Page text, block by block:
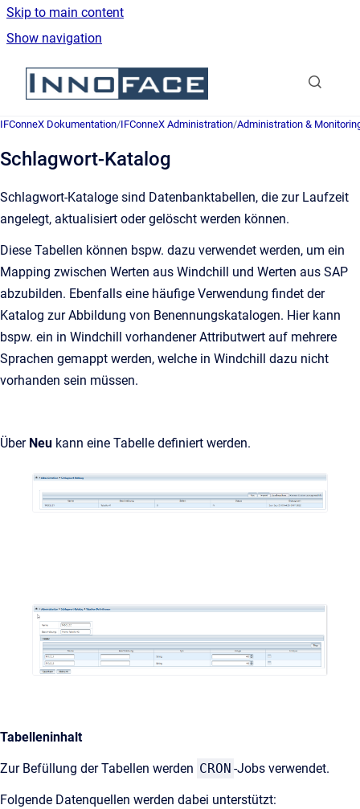
Skip to main content
Show navigation
Go to homepage
IFConneX Dokumentation/IFConneX Administration/Administration &
Schlagwort-Katalog
Schlagwort-Kataloge sind Datenbanktabellen, die zur Laufzeit
angelegt, aktualisiert oder gelöscht werden können.
Diese Tabellen können bspw. dazu verwendet werden, um ein
Mapping zwischen Werten aus Windchill und Werten aus SAP
abzubilden. Ebenfalls eine häufige Verwendung findet der
Katalog zur Abbildung von Benennungskatalogen. Hier kann
bspw. ein in Windchill vorhandener Attributwert auf mehrere
Sprachen gemappt werden, welche in Windchill dazu nicht
vorhanden sein müssen.
Über Neu kann eine Tabelle definiert werden.
Tabelleninhalt
Zur Befüllung der Tabellen werden CRON -Jobs verwendet.
Folgende Datenquellen werden dabei unterstützt: